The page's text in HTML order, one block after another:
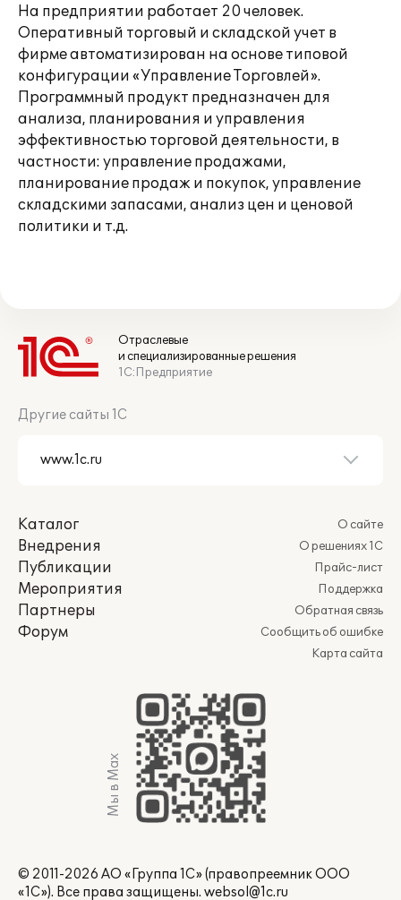
На предприятии работает 20 человек.
Оперативный торговый и складской учет в
фирме автоматизирован на основе типовой
конфигурации «Управление Торговлей».
Программный продукт предназначен для
анализа, планирования и управления
эффективностью торговой деятельности, в
частности: управление продажами,
планирование продаж и покупок, управление
складскими запасами, анализ цен и ценовой
политики и т.д.
Отраслевые
и специализированные решения
1С:Предприятие
Другие сайты 1С
Каталог
Внедрения
Публикации
Мероприятия
Партнеры
Форум
О сайте
О решениях 1С
Прайс-лист
Поддержка
Обратная связь
Сообщить об ошибке
Карта сайта
Мы в Max
© 2011-2026 АО «Группа 1С» (правопреемник ООО
«1С»). Все права защищены. websol@1c.ru